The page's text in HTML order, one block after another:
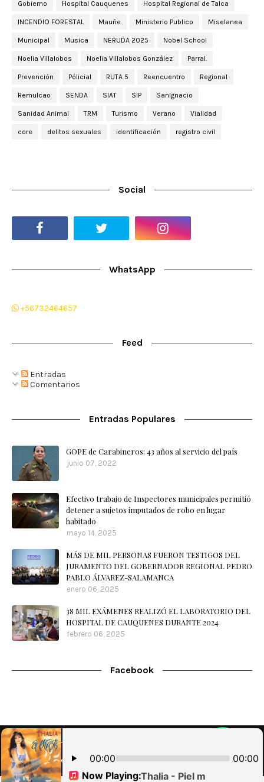
Gobierno Hospital Cauquenes Hospital Regional de Talca
INCENDIO FORESTAL Mauñe Ministerio Publico Miselanea
Municipal Musica NERUDA 2025 Nobel School
Noelia Villalobos Noelia Villalobos González Parral.
Prevención Pólicial RUTA 5 Reencuentro Regional
Remulcao SENDA SIAT SIP SanIgnacio
Sanidad Animal TRM Turismo Verano Vialidad
core delitos sexuales identificación registro civil
Social
WhatsApp
+56732464657
Feed
Entradas
Comentarios
Entradas Populares
GOPE de Carabineros: 43 años al servicio del país
junio 07, 2022
Efectivo trabajo de Inspectores municipales permitió
detener a sujetos imputados de robo en lugar
habitado
mayo 14, 2025
MÁS DE MIL PERSONAS FUERON TESTIGOS DEL
JURAMENTO DEL GOBERNADOR REGIONAL PEDRO
PABLO ÁLVAREZ-SALAMANCA
enero 06, 2025
38 MIL EXÁMENES REALIZÓ EL LABORATORIO DEL
HOSPITAL DE CAUQUENES DURANTE 2024
febrero 06, 2025
Facebook
Home
Designed with byBlog| Implementado porBrouter SpA